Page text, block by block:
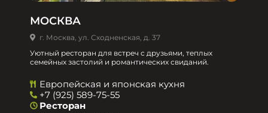
МОСКВА
г. Москва, ул. Сходненская, д. 37
Уютный ресторан для встреч с друзьями, теплых
семейных застолий и романтических свиданий.
Европейская и японская кухня
+7 (925) 589-75-55
Ресторан